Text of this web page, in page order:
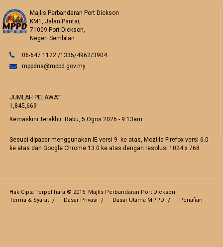
Majlis Perbandaran Port Dickson
KM1, Jalan Pantai,
71009 Port Dickson,
Negeri Sembilan
06-647 1122 /1335/4962/3904
mppdns@mppd.gov.my
JUMLAH PELAWAT
1,845,669
Kemaskini Terakhir:Rabu, 5 Ogos 2026 - 9:13am
Sesuai dipapar menggunakan IE versi 9 ke atas, Mozilla Firefox versi 6.0
ke atas dan Google Chrome 13.0 ke atas dengan resolusi 1024 x 768
Hak Cipta Terpelihara © 2016 Majlis Perbandaran Port Dickson
Terma & Syarat
Dasar Privasi Dasar Utama MPPD Penafian